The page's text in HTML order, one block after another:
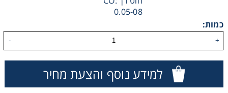
0.05-08
כמות:
+
-
למידע נוסף והצעת מחיר
Storage
Thermometry
Washing